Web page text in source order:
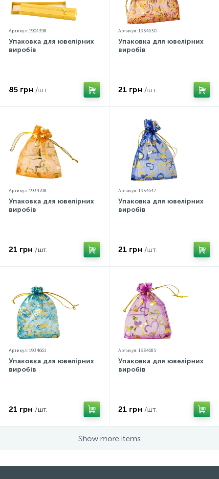
Артикул: 1904398
Упаковка для ювелірних
виробів
85 грн /шт.
Артикул: 1934630
Упаковка для ювелірних
виробів
21 грн /шт.
Артикул: 1934708
Упаковка для ювелірних
виробів
21 грн /шт.
Артикул: 1934647
Упаковка для ювелірних
виробів
21 грн /шт.
Артикул: 1934661
Упаковка для ювелірних
виробів
21 грн /шт.
Артикул: 1934685
Упаковка для ювелірних
виробів
21 грн /шт.
Show more items